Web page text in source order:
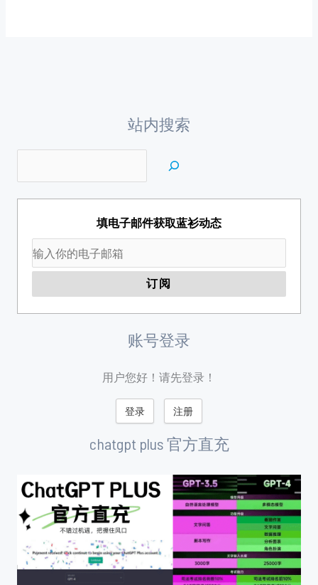
站内搜索
填电子邮件获取蓝衫动态
账号登录
用户您好！请先登录！
登录 注册
chatgpt plus 官方直充